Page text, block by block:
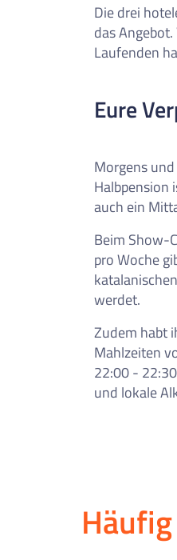
Die drei
das
Laufenden
Eure
Morgens
Halbpension
auch ein
Beim Show-
pro Woche
werdet.
Zudem habt
Mahlzeiten
22:00 -
und lokale